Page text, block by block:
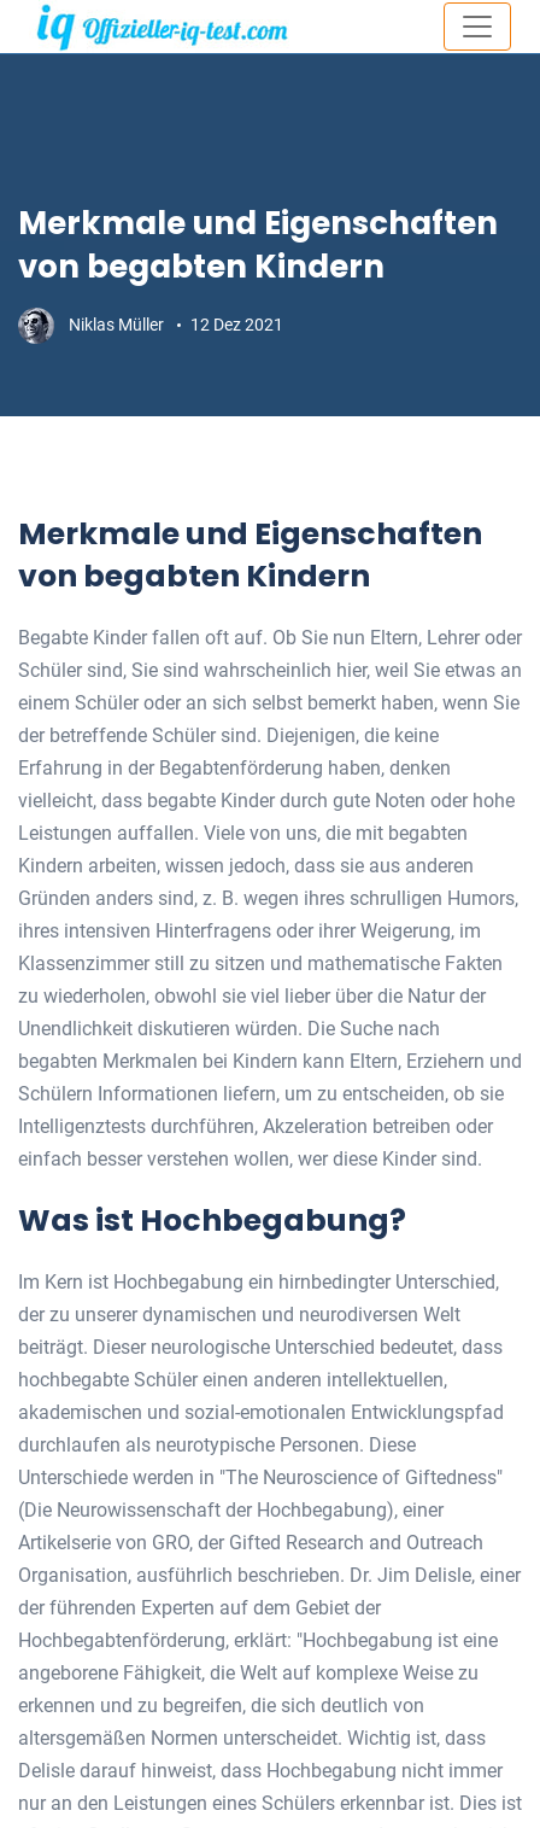
Merkmale und Eigenschaften
von begabten Kindern
Niklas Müller 12 Dez 2021
Merkmale und Eigenschaften
von begabten Kindern
Begabte Kinder fallen oft auf. Ob Sie nun Eltern, Lehrer oder
Schüler sind, Sie sind wahrscheinlich hier, weil Sie etwas an
einem Schüler oder an sich selbst bemerkt haben, wenn Sie
der betreffende Schüler sind. Diejenigen, die keine
Erfahrung in der Begabtenförderung haben, denken
vielleicht, dass begabte Kinder durch gute Noten oder hohe
Leistungen auffallen. Viele von uns, die mit begabten
Kindern arbeiten, wissen jedoch, dass sie aus anderen
Gründen anders sind, z. B. wegen ihres schrulligen Humors,
ihres intensiven Hinterfragens oder ihrer Weigerung, im
Klassenzimmer still zu sitzen und mathematische Fakten
zu wiederholen, obwohl sie viel lieber über die Natur der
Unendlichkeit diskutieren würden. Die Suche nach
begabten Merkmalen bei Kindern kann Eltern, Erziehern und
Schülern Informationen liefern, um zu entscheiden, ob sie
Intelligenztests durchführen, Akzeleration betreiben oder
einfach besser verstehen wollen, wer diese Kinder sind.
Was ist Hochbegabung?
Im Kern ist Hochbegabung ein hirnbedingter Unterschied,
der zu unserer dynamischen und neurodiversen Welt
beiträgt. Dieser neurologische Unterschied bedeutet, dass
hochbegabte Schüler einen anderen intellektuellen,
akademischen und sozial-emotionalen Entwicklungspfad
durchlaufen als neurotypische Personen. Diese
Unterschiede werden in "The Neuroscience of Giftedness"
(Die Neurowissenschaft der Hochbegabung), einer
Artikelserie von GRO, der Gifted Research and Outreach
Organisation, ausführlich beschrieben. Dr. Jim Delisle, einer
der führenden Experten auf dem Gebiet der
Hochbegabtenförderung, erklärt: "Hochbegabung ist eine
angeborene Fähigkeit, die Welt auf komplexe Weise zu
erkennen und zu begreifen, die sich deutlich von
altersgemäßen Normen unterscheidet. Wichtig ist, dass
Delisle darauf hinweist, dass Hochbegabung nicht immer
nur an den Leistungen eines Schülers erkennbar ist. Dies ist